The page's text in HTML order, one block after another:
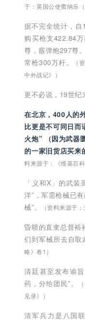
■ 10门速射机关
■ 20门小口径的速
■ 3万支贴有最新出
■ 3万把刺刀、军
（时值250万英
（Macdonald）给政
于：英国公使窦纳乐
据不完全统计，
购买枪支422.84
尊，霰弹炮297尊
常枪300万杆。
（
中外战记》）
更不必说，19世纪
在北京，400人的
比更是不可同日而
火炮” （因为武器
的一家旧货店买来
料来源于：《维基百科
「义和X」的武
洋”，军需枪械已
械”。
（资料来源于
昏聩的直隶总督裕
们到军械所去自取
略》卷1）
清廷甚至发布谕
药，分给团民”。
见录》）
清军兵力是八国